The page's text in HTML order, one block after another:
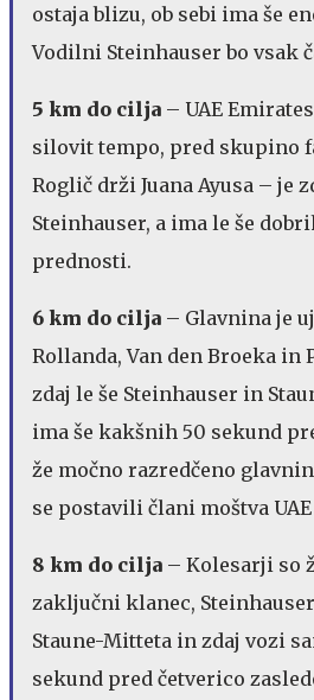
ostaja blizu, ob sebi ima še
Vodilni Steinhauser bo vsak
5 km do cilja – UAE
silovit tempo, pred skupino
Roglič drži Juana Ayusa – je
Steinhauser, a ima le še
prednosti.
6 km do cilja – Glavnina je
Rollanda, Van den Broeka in
zdaj le še Steinhauser in
ima še kakšnih 50 sekund
že močno razredčeno
se postavili člani moštva
8 km do cilja – Kolesarji so
zaključni klanec,
Staune-Mitteta in zdaj vozi
sekund pred četverico